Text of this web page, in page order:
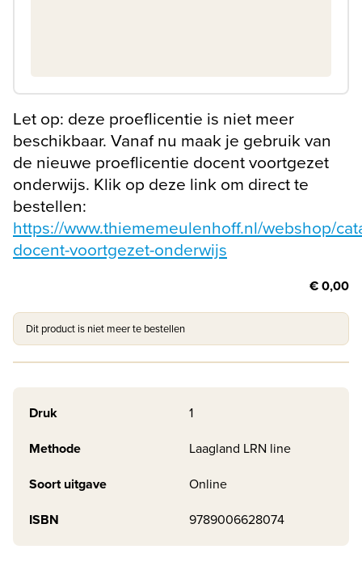
Let op: deze proeflicentie is niet meer
beschikbaar. Vanaf nu maak je gebruik van
de nieuwe proeflicentie docent voortgezet
onderwijs. Klik op deze link om direct te
bestellen:
https://www.thiememeulenhoff.nl/webshop/
docent-voortgezet-onderwijs
€ 0,00
Dit product is niet meer te bestellen
Druk
1
Methode
Laagland LRN line
Soort uitgave
Online
ISBN
9789006628074